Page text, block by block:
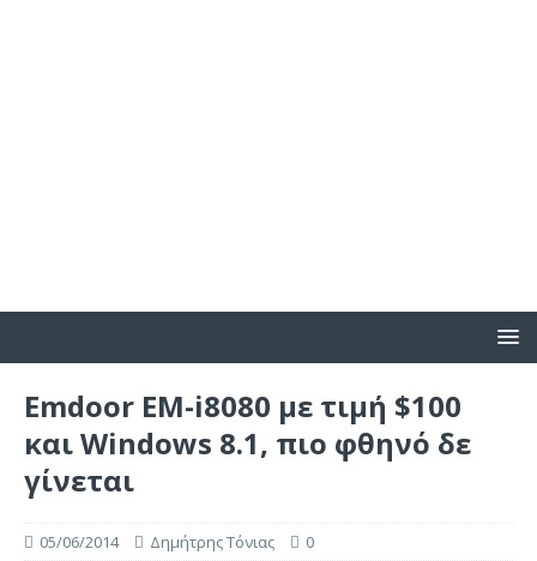
Emdoor EM-i8080 με τιμή $100
και Windows 8.1, πιο φθηνό δε
γίνεται
05/06/2014 Δημήτρης Τόνιας 0